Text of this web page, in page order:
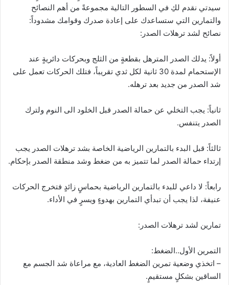
سيدتي نقدم لكِ في السطور التالية مجموعةً من أهم النصائح
والتمارين التي ستساعدك على إعادة صدرك وقوامك مشدوداً:
نصائح لشد ترهلات الصدر:
أولاً: يدلك الصدر المترهل بقطعةٍ من الثلج وبحركات دائريةٍ عند
الإستحمام لمدة 30 ثانية لكل ثدي تقريباً، فتلك الحركات تعمل على
شد الصدر من جديد بعد ترهله.
ثانياً: يجب التخلي عن حمالة الصدر قبل الخلود الى النوم ولترك
الصدر يتنفس.
ثالثاً: قبل البدء بالتمارين الرياضية الخاصة بشد ترهلات الصدر يجب
إرتداء حمالة الصدر لما تتميز به من ضغط وشد منطقة الصدر بإحكام.
رابعاً: لا داعي للبدء بالتمارين الرياضية بحماسٍ زائدٍ فتخرج الحركات
عنيفة، لذا يجب أن تبدأي التمارين بهدوءٍ ويسرٍ في الأداء.
تمارين لشد ترهلات الصدر:
التمرين الأول..الضغط:
– اتخذي وضعية تمرين الضغط العادية، مع مراعاة شد الجسم مع
الساقين بشكلٍ مستقيمٍ.